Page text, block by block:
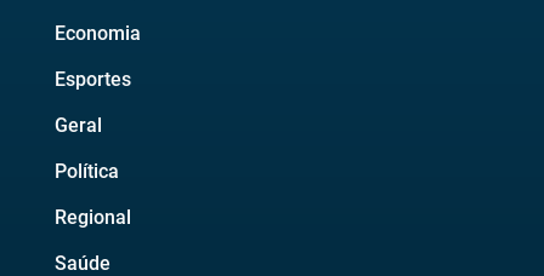
Economia
Esportes
Geral
Política
Regional
Saúde